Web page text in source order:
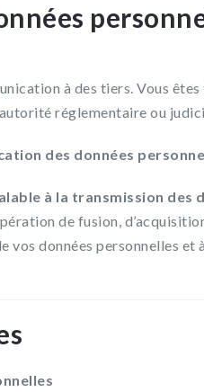
à des tiers. Vous
autorité réglementaire ou
des données
à la transmission des
de fusion,
vos données personnelles